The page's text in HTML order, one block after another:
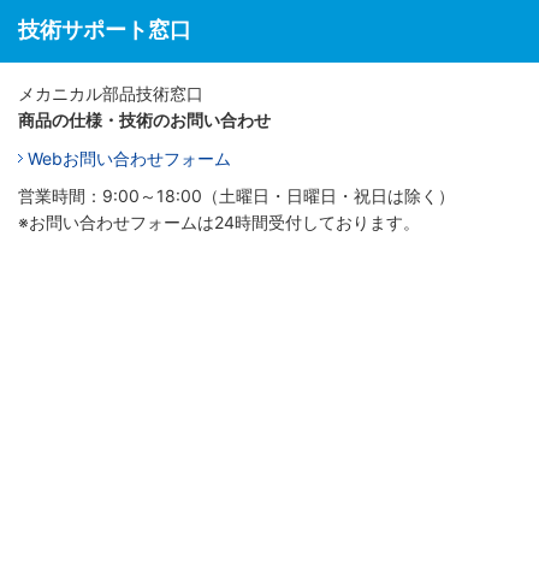
技術サポート窓口
メカニカル部品技術窓口
商品の仕様・技術のお問い合わせ
Webお問い合わせフォーム
営業時間：9:00～18:00（土曜日・日曜日・祝日は除く）
※お問い合わせフォームは24時間受付しております。